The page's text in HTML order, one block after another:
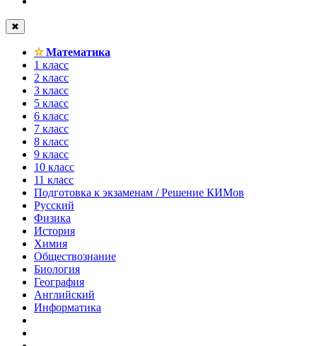
✖
✫Математика
1 класс
2 класс
3 класс
5 класс
6 класс
7 класс
8 класс
9 класс
10 класс
11 класс
Подготовка к экзаменам / Решение КИМов
Русский
Физика
История
Химия
Обществознание
Биология
География
Английский
Информатика